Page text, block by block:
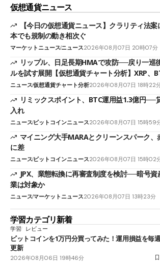
仮想通貨ニュース
【今日の仮想通貨ニュース】クラリティ法
本でも規制の動き相次ぐ
マーケットニュースニュース2026年08月07日 20時07分
リップル、日足長期HMAで攻防──戻り一巡
ルを試す展開【仮想通貨チャート分析】XRP、
ニュース仮想通貨チャート分析2026年08月07日 18時22
リミックスポイント、BTC運用益1.3億円──
入れ
ニュースビットコインニュース2026年08月07日 15時59
マイニング大手MARAとクリーンスパーク
に差
ニュースビットコインニュース2026年08月07日 15時02
JPX、業態転換に再審査制度を検討──暗号
業は対象か
ニュースマーケットニュース2026年08月07日 13時23分
学習カテゴリ新着
学習 レビュー
ビットコインを1万円分買ってみた！運用損益を毎
更新
2026年08月06日 19時46分